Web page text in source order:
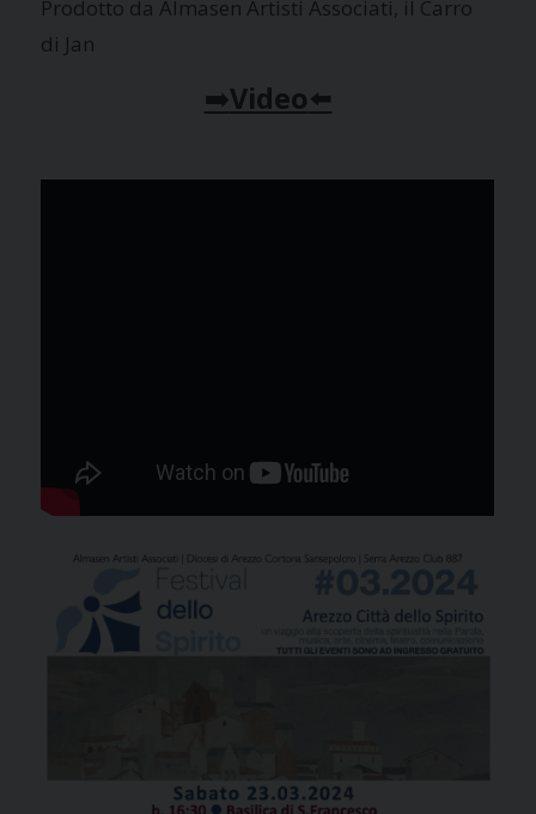
Prodotto da Almasen Artisti Associati, il Carro
di Jan
➡️Video⬅️